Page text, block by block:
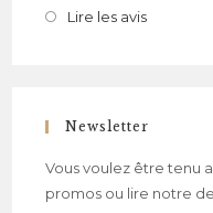
Lire les avis
Newsletter
Vous voulez être tenu
promos ou lire notre